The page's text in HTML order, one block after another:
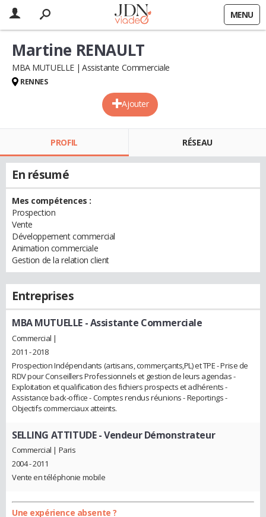
MENU
Ajouter
Martine RENAULT
MBA MUTUELLE Assistante Commerciale
RENNES
PROFIL RÉSEAU
En résumé
Mes compétences :
Prospection
Vente
Développement commercial
Animation commerciale
Gestion de la relation client
Entreprises
MBA MUTUELLE- Assistante Commerciale
Commercial |
2011 - 2018
Prospection Indépendants (artisans, commerçants,PL) et TPE - Prise de
RDV pour Conseillers Professionnels et gestion de leurs agendas -
Exploitation et qualification des fichiers prospects et adhérents -
Assistance back-office - Comptes rendus réunions - Reportings -
Objectifs commerciaux atteints.
SELLING ATTITUDE- Vendeur Démonstrateur
Commercial | Paris
2004 - 2011
Vente en téléphonie mobile
Une expérience absente ?